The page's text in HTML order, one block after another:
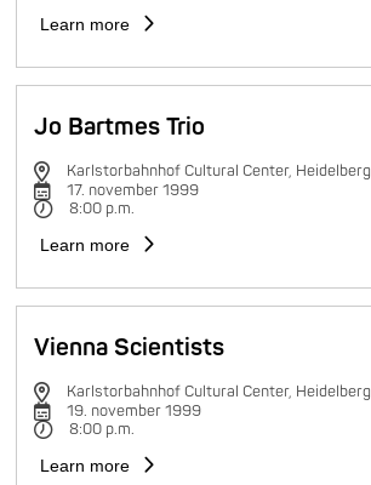
Learn more
Jo Bartmes Trio
Karlstorbahnhof Cultural Center, Heidelberg
17. november 1999
8:00 p.m.
Learn more
Vienna Scientists
Karlstorbahnhof Cultural Center, Heidelberg
19. november 1999
8:00 p.m.
Learn more